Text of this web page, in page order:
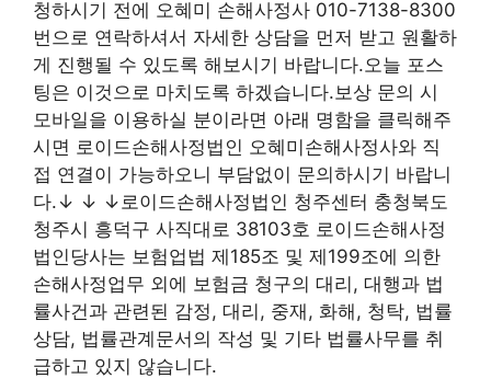
청하시기 전에 오혜미 손해사정사 010-7138-8300
번으로 연락하셔서 자세한 상담을 먼저 받고 원활하
게 진행될 수 있도록 해보시기 바랍니다.오늘 포스
팅은 이것으로 마치도록 하겠습니다.보상 문의 시
모바일을 이용하실 분이라면 아래 명함을 클릭해주
시면 로이드손해사정법인 오혜미손해사정사와 직
접 연결이 가능하오니 부담없이 문의하시기 바랍니
다.↓ ↓ ↓로이드손해사정법인 청주센터 충청북도
청주시 흥덕구 사직대로 38103호 로이드손해사정
법인당사는 보험업법 제185조 및 제199조에 의한
손해사정업무 외에 보험금 청구의 대리, 대행과 법
률사건과 관련된 감정, 대리, 중재, 화해, 청탁, 법률
상담, 법률관계문서의 작성 및 기타 법률사무를 취
급하고 있지 않습니다.